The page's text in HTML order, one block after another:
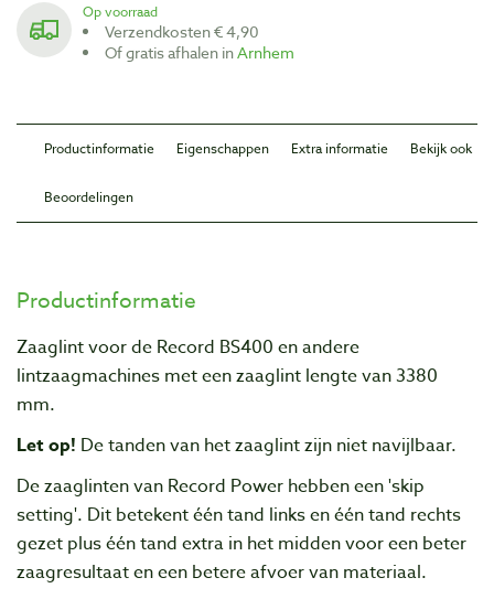
Op voorraad
Verzendkosten € 4,90
Of gratis afhalen inArnhem
Productinformatie Eigenschappen Extra informatie Bekijk ook
Beoordelingen
Productinformatie
Zaaglint voor de Record BS400 en andere
lintzaagmachines met een zaaglint lengte van 3380
mm.
Let op! De tanden van het zaaglint zijn niet navijlbaar.
De zaaglinten van Record Power hebben een 'skip
setting'. Dit betekent één tand links en één tand rechts
gezet plus één tand extra in het midden voor een beter
zaagresultaat en een betere afvoer van materiaal.